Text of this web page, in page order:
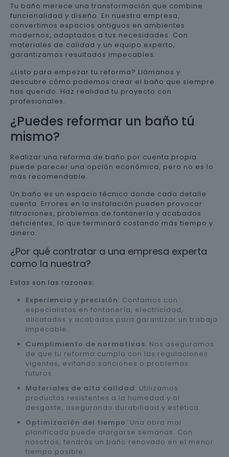
Tu baño merece una transformación que combine
funcionalidad y diseño. En nuestra empresa,
convertimos espacios antiguos en ambientes
modernos, adaptados a tus necesidades. Con
materiales de calidad y un equipo experto,
garantizamos resultados impecables.
¿Listo para empezar tu reforma? Llámanos y
descubre cómo podemos crear el baño que siempre
has querido. Haz realidad tu proyecto con
profesionales.
¿Puedes reformar un baño tú
mismo?
Realizar una reforma de baño por cuenta propia
puede parecer una opción económica, pero no es lo
más recomendable.
Un baño es un espacio técnico donde cada detalle
cuenta. Errores en la instalación pueden provocar
filtraciones, problemas de fontanería y acabados
deficientes, lo que terminará costando más tiempo y
dinero.
¿Por qué contratar a una empresa experta
como la nuestra?
Estas son las razones:
Experiencia y precisión: Contamos con
especialistas en fontanería, electricidad,
alicatados y acabados para garantizar un trabajo
impecable.
Cumplimiento de normativas: Nos aseguramos
de que tu reforma cumpla con las regulaciones
vigentes, evitando sanciones o problemas
futuros.
Materiales de alta calidad: Utilizamos
productos resistentes a la humedad y al
desgaste, asegurando durabilidad y estética.
Optimización del tiempo: Una obra mal
planificada puede alargarse semanas. Con
nosotros, tendrás un baño renovado en el menor
tiempo posible.